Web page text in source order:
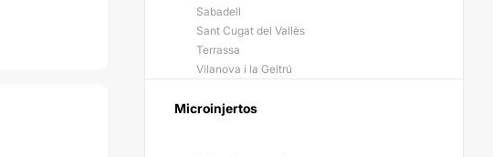
Sabadell
Sant Cugat del Vallès
Terrassa
Vilanova i la Geltrú
Microinjertos